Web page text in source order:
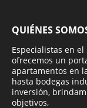
QUIÉNES
Especialistas en
ofrecemos un
apartamentos en
hasta bodegas
inversión,
objetivos,